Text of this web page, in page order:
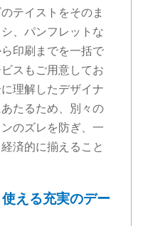
テイストをそのま
、パンフレットな
印刷までを一括で
スもご用意してお
理解したデザイナ
たるため、別々の
のズレを防ぎ、一
済的に揃えること
える充実のデー